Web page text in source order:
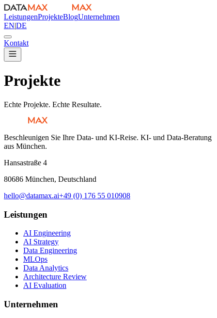
LeistungenProjekteBlogUnternehmen
EN|DE
Kontakt
Projekte
Echte Projekte. Echte Resultate.
Beschleunigen Sie Ihre Data- und KI-Reise. KI- und Data-Beratung
aus München.
Hansastraße 4
80686 München, Deutschland
hello@datamax.ai+49 (0) 176 55 010908
Leistungen
AI Engineering
AI Strategy
Data Engineering
MLOps
Data Analytics
Architecture Review
AI Evaluation
Unternehmen